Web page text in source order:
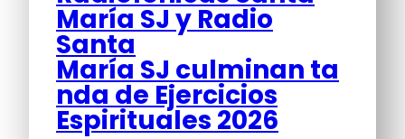
María SJ y Radio
Santa
María SJ culminan ta
nda de Ejercicios
Espirituales 2026